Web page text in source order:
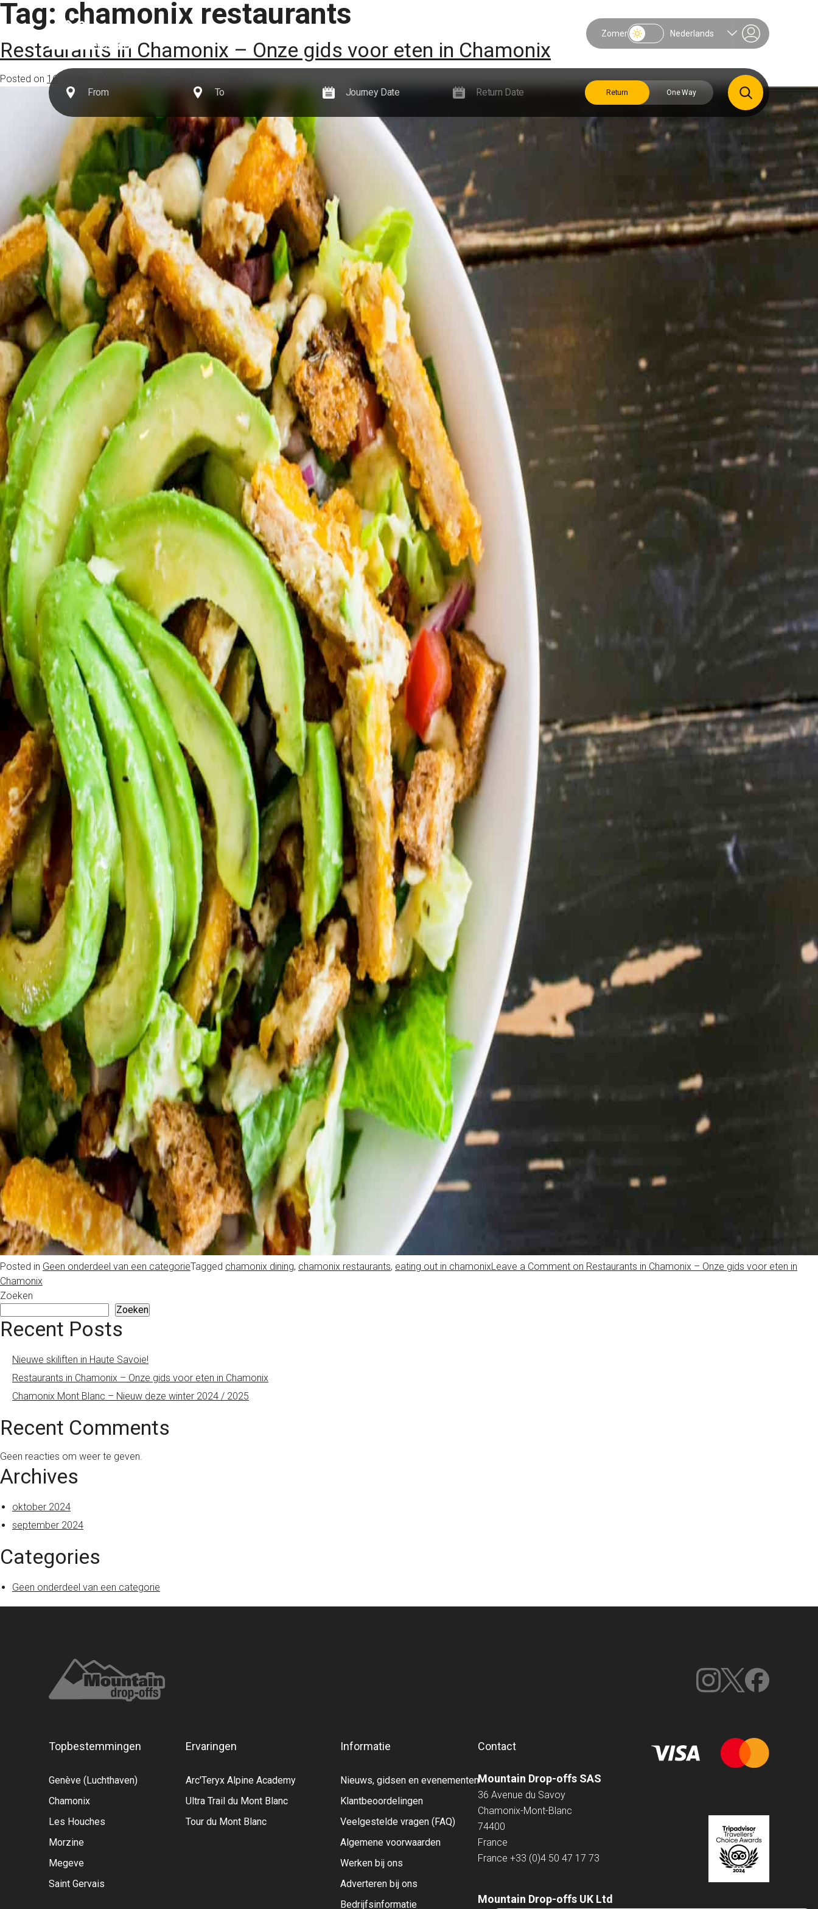
Zomer Nederlands
Tag: chamonix restaurants
Restaurants in Chamonix – Onze gids voor eten in Chamonix
Posted on 16 oktober 2024
Posted in Geen onderdeel van een categorieTagged chamonix dining, chamonix restaurants, eating out in chamonixLeave a Comment on Restaurants in Chamonix – Onze gids voor eten in
Chamonix
Zoeken
Zoeken
Recent Posts
Nieuwe skiliften in Haute Savoie!
Restaurants in Chamonix – Onze gids voor eten in Chamonix
Chamonix Mont Blanc – Nieuw deze winter 2024 / 2025
Recent Comments
Geen reacties om weer te geven.
Archives
oktober 2024
september 2024
Categories
Geen onderdeel van een categorie
Topbestemmingen
Genève (Luchthaven)
Chamonix
Les Houches
Morzine
Megeve
Saint Gervais
Ervaringen
Arc'Teryx Alpine Academy
Ultra Trail du Mont Blanc
Tour du Mont Blanc
Informatie
Nieuws, gidsen en evenementen
Klantbeoordelingen
Veelgestelde vragen (FAQ)
Algemene voorwaarden
Werken bij ons
Adverteren bij ons
Bedrijfsinformatie
Contact
Mountain Drop-offs SAS
36 Avenue du Savoy
Chamonix-Mont-Blanc
74400
France
France+33 (0)4 50 47 17 73
Mountain Drop-offs UK Ltd
Return One Way